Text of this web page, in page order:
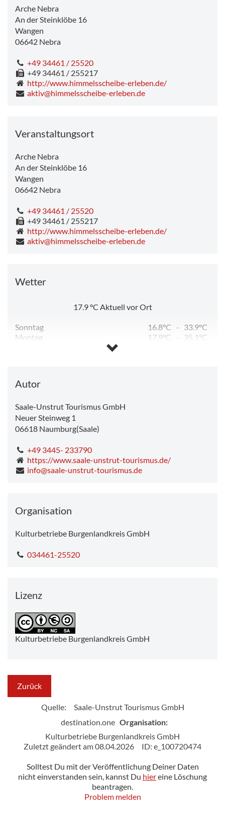
Arche Nebra
An der Steinklöbe 16
Wangen
06642 Nebra
+49 34461 / 25520
+49 34461 / 255217
http://www.himmelsscheibe-erleben.de/
aktiv@himmelsscheibe-erleben.de
Veranstaltungsort
Arche Nebra
An der Steinklöbe 16
Wangen
06642 Nebra
+49 34461 / 25520
+49 34461 / 255217
http://www.himmelsscheibe-erleben.de/
aktiv@himmelsscheibe-erleben.de
Wetter
17.9°C Aktuell vor Ort
Sonntag 16.8°C - 33.9°C
Montag
17.9°C -
35.1°C
Autor
Saale-Unstrut Tourismus GmbH
Neuer Steinweg 1
06618 Naumburg(Saale)
+49 3445- 233790
https://www.saale-unstrut-tourismus.de/
info@saale-unstrut-tourismus.de
Organisation
Kulturbetriebe Burgenlandkreis GmbH
034461-25520
Lizenz
Kulturbetriebe Burgenlandkreis GmbH
Zurück
Quelle:
Saale-Unstrut Tourismus GmbH
destination.one Organisation:
Kulturbetriebe Burgenlandkreis GmbH
Zuletzt geändert am 08.04.2026
ID: e_100720474
Solltest Du mit der Veröffentlichung Deiner Daten
nicht einverstanden sein, kannst Du hiereine Löschung
beantragen.
Problem melden